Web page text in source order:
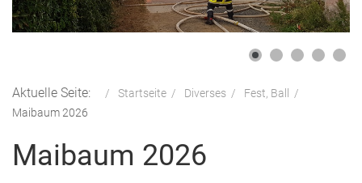
Aktuelle Seite: Startseite Diverses
Fest, Ball
Maibaum 2026
Maibaum 2026